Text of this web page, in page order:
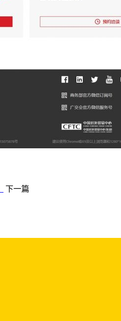
下一篇